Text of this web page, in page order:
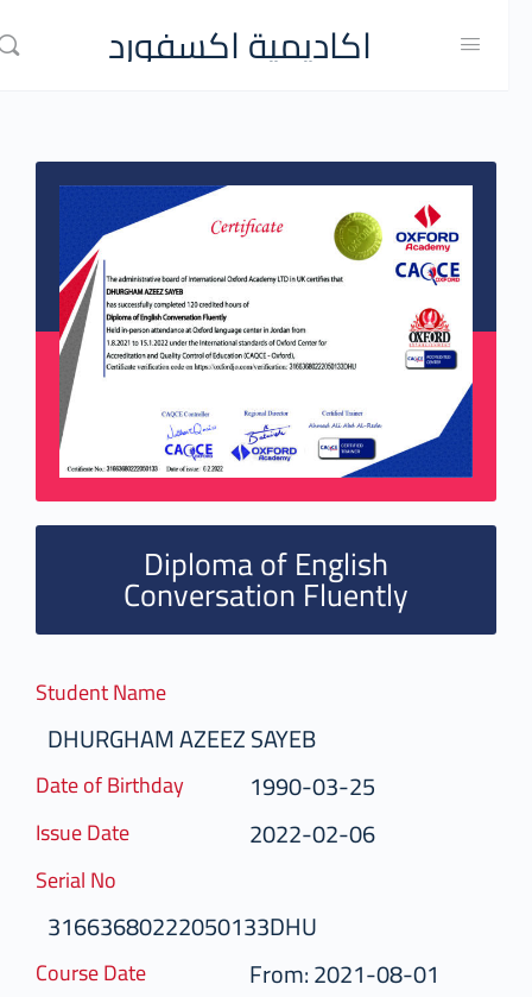
اكاديمية اكسفورد
Diploma of English
Conversation Fluently
Student Name
DHURGHAM AZEEZ SAYEB
Date of Birthday 1990-03-25
Issue Date 2022-02-06
Serial No
31663680222050133DHU
Course Date
From: 2021-08-01